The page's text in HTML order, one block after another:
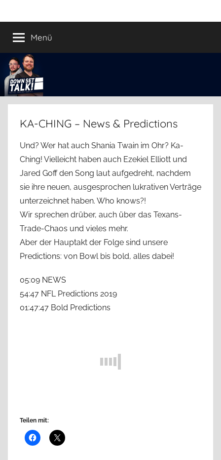
Inhalt
springen
Down
Set
Talk!
PodcastMenü
KA-CHING – News & Predictions
Und? Wer hat auch Shania Twain im Ohr? Ka-
Ching! Vielleicht haben auch Ezekiel Elliott und
Jared Goff den Song laut aufgedreht, nachdem
sie ihre neuen, ausgesprochen lukrativen Verträge
unterzeichnet haben. Who knows?!
Wir sprechen drüber, auch über das Texans-
Trade-Chaos und vieles mehr.
Aber der Hauptakt der Folge sind unsere
Predictions: von Bowl bis bold, alles dabei!
05:09 NEWS
54:47 NFL Predictions 2019
01:47:47 Bold Predictions
Teilen mit: